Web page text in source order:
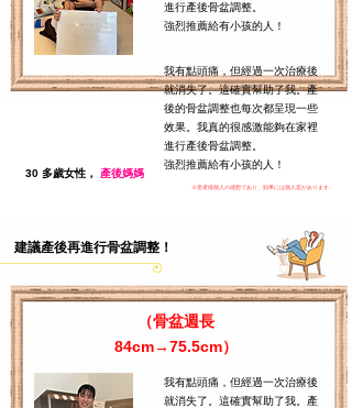
30 多歲女性， 產後媽媽
進行產後骨盆調整。
強烈推薦給有小孩的人！
我有點頭痛，但經過一次治療後
就消失了。這確實幫助了我。產
後的骨盆調整也每次都呈現一些
效果。我真的很感激能夠在家裡
進行產後骨盆調整。
強烈推薦給有小孩的人！
​※患者様個人の感想であり、効果には個人差があります。
建議產後再進行骨盆調整！
（骨盆週長
84cm→75.5cm）
我有點頭痛，但經過一次治療後
就消失了。這確實幫助了我。產